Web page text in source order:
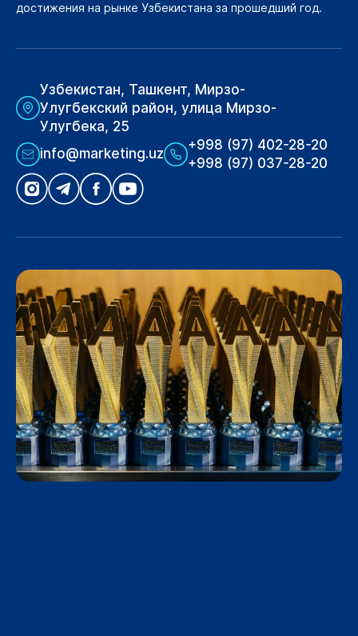
достижения на рынке Узбекистана за прошедший год.
Узбекистан, Ташкент, Мирзо-
Улугбекский район, улица Мирзо-
Улугбека, 25
info@marketing.uz
+998 (97) 402-28-20
+998 (97) 037-28-20